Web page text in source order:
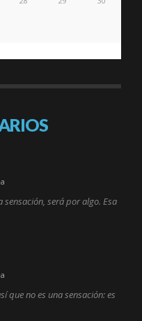
sensación, será por algo. Esa
que no es una sensación: es